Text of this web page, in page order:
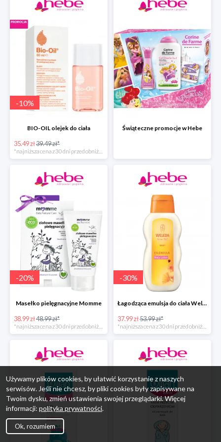
-10%
BIO-OIL olejek do ciała
35.49 zł39.49 zł*
*najniższa cena z 30 dni przed obniżką
Świąteczne promocje w Hebe
-20%
Masełko pielęgnacyjne Momme
38.99 zł48.99 zł*
-30%
Łagodząca emulsja do ciała Weleda
37.99 zł53.99 zł*
Używamy plików cookies, by ułatwić korzystanie z naszych
serwisów. Jeśli nie chcesz, by pliki cookies były zapisywane na
Twoim dysku, zmień ustawienia swojej przeglądarki. Więcej
informacji: polityka prywatności.
Ok, rozumiem